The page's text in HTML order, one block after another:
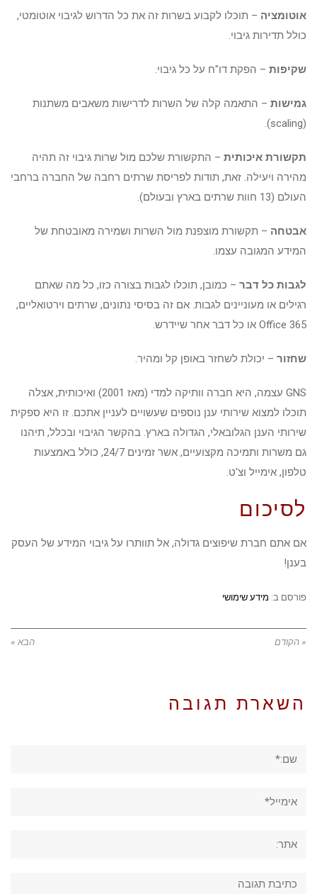
אוטומציה – תוכלו לקבוע בשרות זה את כל הדרוש לגיבוי אוטומטי,
כולל תדירות גיבוי.
שקיפות – הפקת דו"ח על כל גיבוי.
גמישות – התאמה קלה של השרות לדרישות משאבים משתנות
(scaling).
תקשורת איכותית – התקשורת שלכם מול שרות גיבוי זה תהיה
מהירה ויעילה. זאת, תודות לפריסת שרתים רחבה של החברה ברחבי
העולם (13 חוות שרתים בארץ ובעולם).
אבטחה – תקשורת מוצפנת מול השרות ושמירה מאובטחת של
המידע המגובה עצמו.
לגבות כל דבר – כמובן, תוכלו לגבות בצורה כזו, כל מה שאתם
רגילים או מעוניינים לגבות. אם זה בסיסי נתונים, שרתים וירטואליים,
Office 365 או כל דבר אחר שיידרש.
שחזור – יכולת לשחזר באופן קל ומהיר.
GNS עצמה, היא חברה וותיקה למדי (מאז 2001) ואיכותית, אצלה
תוכלו למצוא שירותי ענן נוספים שעשויים לעניין אתכם. זו היא ספקית
שירותי הענן הגלובאלי, הגדולה בארץ. בהקשר הגיבוי ובכלל, תיהנו
גם משרות ותמיכה מקצועיים, אשר זמינים 24/7, כולל באמצעות
טלפון, אימייל וצ'ט.
לסיכום
אם אתם חברת שיפוצים גדולה, אל תוותרו על גיבוי המידע של העסק
בענן!
פורסם ב: מידע שימושי
« הקודם הבא »
השארת תגובה